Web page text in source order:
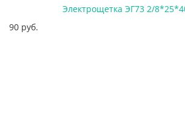
Электрощетка ЭГ73 2/
90 руб.